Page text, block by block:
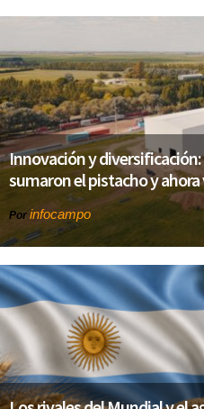
Innovación y
sumaron el pistacho y
Por infocampo